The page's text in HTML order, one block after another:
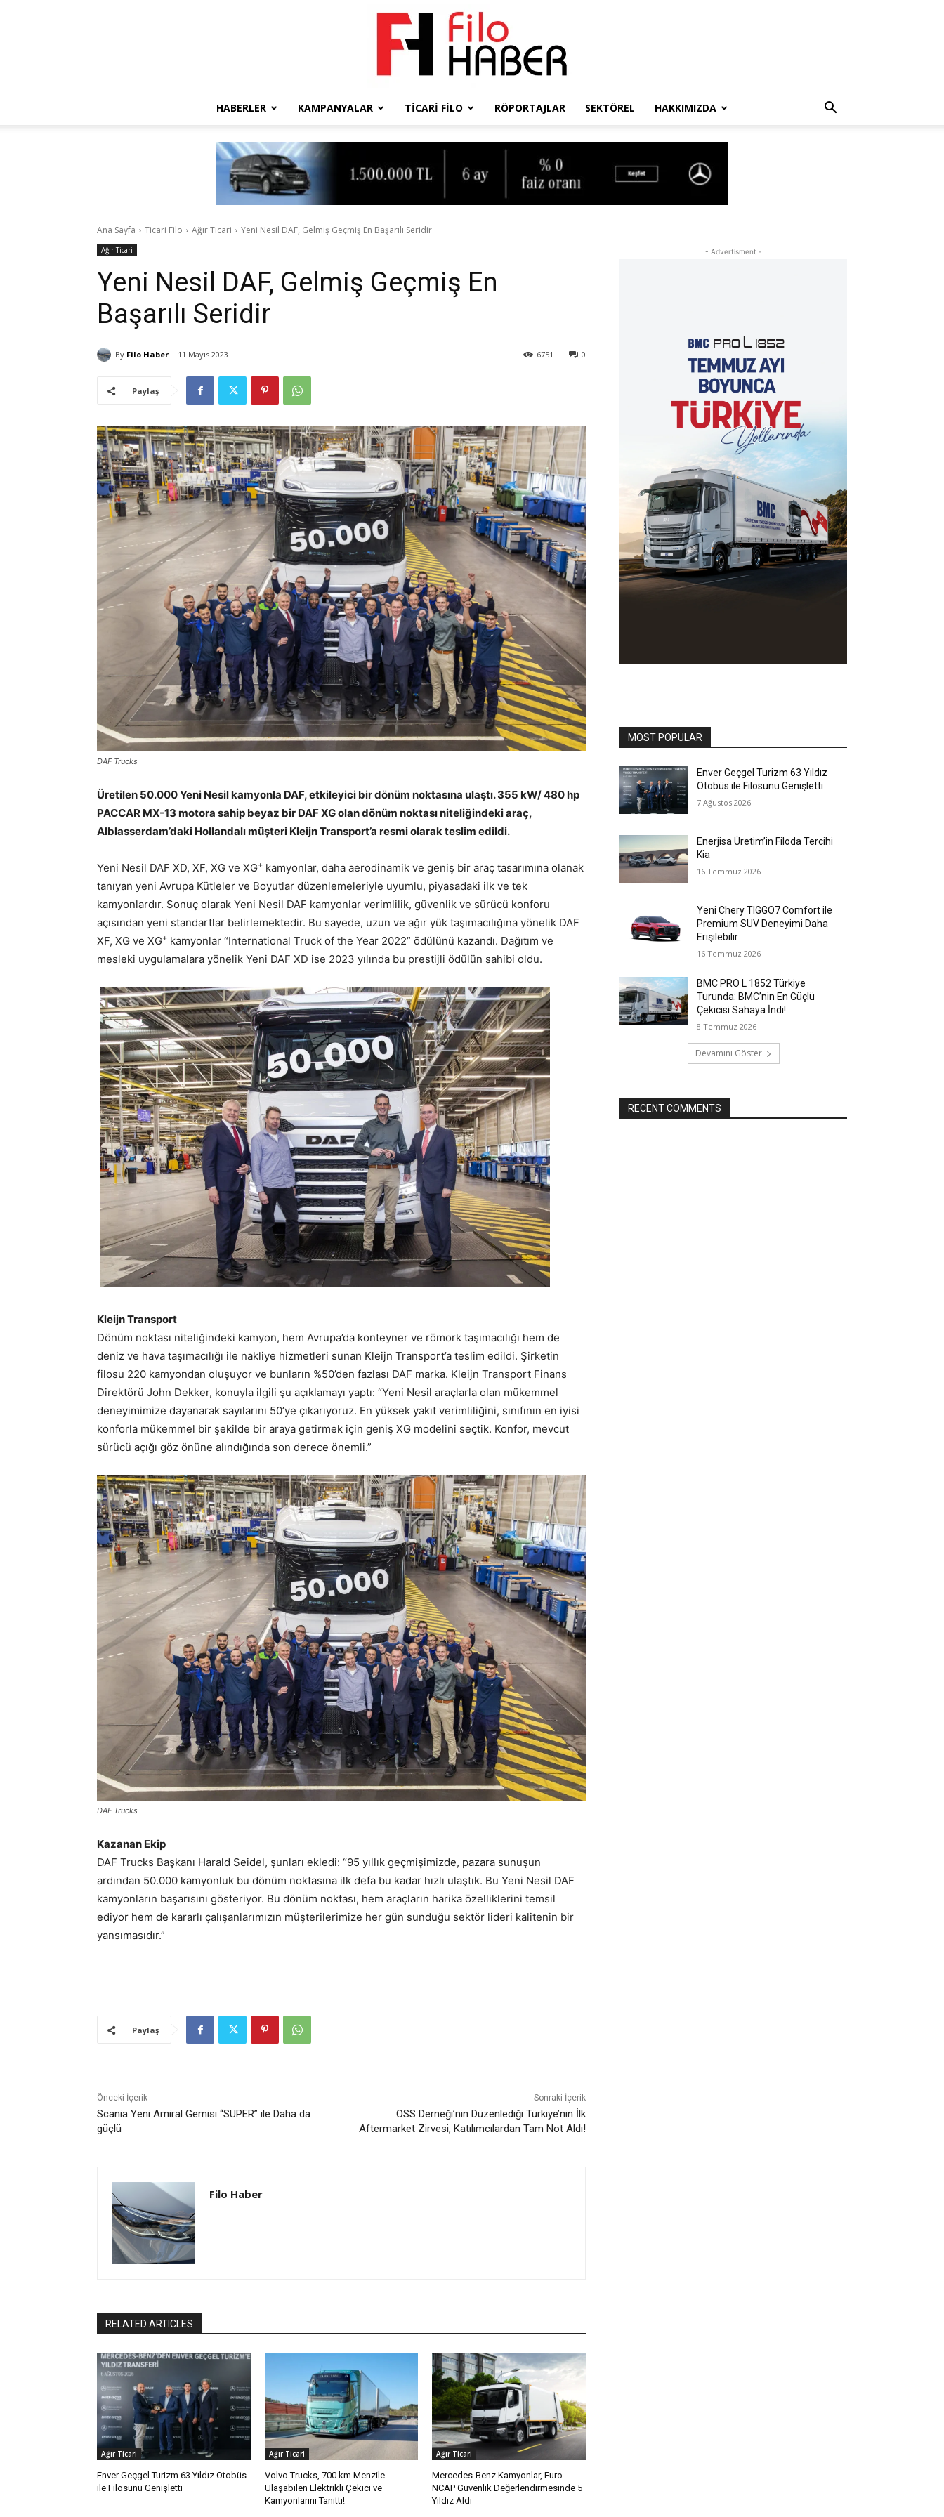
HABERLER KAMPANYALAR TICARI FILO RÖPORTAJLAR SEKTÖREL HAKKIMIZDA
Ana Sayfa Ticari Filo Ağır Ticari Yeni Nesil DAF, Gelmiş Geçmiş En Başarılı Seridir
Ağır Ticari
Yeni Nesil DAF, Gelmiş Geçmiş En
Başarılı Seridir
By Filo Haber 11 Mayıs 2023 0
6751
Paylaş
DAF Trucks
Üretilen 50.000 Yeni Nesil kamyonla DAF, etkileyici bir dönüm noktasına ulaştı. 355 kW/ 480 hp
PACCAR MX-13 motora sahip beyaz bir DAF XG olan dönüm noktası niteliğindeki araç,
Alblasserdam’daki Hollandalı müşteri Kleijn Transport’a resmi olarak teslim edildi.
Yeni Nesil DAF XD, XF, XG ve XG+ kamyonlar, daha aerodinamik ve geniş bir araç tasarımına olanak
tanıyan yeni Avrupa Kütleler ve Boyutlar düzenlemeleriyle uyumlu, piyasadaki ilk ve tek
kamyonlardır. Sonuç olarak Yeni Nesil DAF kamyonlar verimlilik, güvenlik ve sürücü konforu
açısından yeni standartlar belirlemektedir. Bu sayede, uzun ve ağır yük taşımacılığına yönelik DAF
XF, XG ve XG+ kamyonlar “International Truck of the Year 2022” ödülünü kazandı. Dağıtım ve
mesleki uygulamalara yönelik Yeni DAF XD ise 2023 yılında bu prestijli ödülün sahibi oldu.
Kleijn Transport
Dönüm noktası niteliğindeki kamyon, hem Avrupa’da konteyner ve römork taşımacılığı hem de
deniz ve hava taşımacılığı ile nakliye hizmetleri sunan Kleijn Transport’a teslim edildi. Şirketin
filosu 220 kamyondan oluşuyor ve bunların %50’den fazlası DAF marka. Kleijn Transport Finans
Direktörü John Dekker, konuyla ilgili şu açıklamayı yaptı: “Yeni Nesil araçlarla olan mükemmel
deneyimimize dayanarak sayılarını 50’ye çıkarıyoruz. En yüksek yakıt verimliliğini, sınıfının en iyisi
konforla mükemmel bir şekilde bir araya getirmek için geniş XG modelini seçtik. Konfor, mevcut
sürücü açığı göz önüne alındığında son derece önemli.”
DAF Trucks
Kazanan Ekip
DAF Trucks Başkanı Harald Seidel, şunları ekledi: “95 yıllık geçmişimizde, pazara sunuşun
ardından 50.000 kamyonluk bu dönüm noktasına ilk defa bu kadar hızlı ulaştık. Bu Yeni Nesil DAF
kamyonların başarısını gösteriyor. Bu dönüm noktası, hem araçların harika özelliklerini temsil
ediyor hem de kararlı çalışanlarımızın müşterilerimize her gün sunduğu sektör lideri kalitenin bir
yansımasıdır.”
Paylaş
Önceki İçerik
Scania Yeni Amiral Gemisi “SUPER” ile Daha da
güçlü
Sonraki İçerik
OSS Derneği’nin Düzenlediği Türkiye’nin İlk
Aftermarket Zirvesi, Katılımcılardan Tam Not Aldı!
Filo Haber
RELATED ARTICLES
Ağır Ticari
Enver Geçgel Turizm 63 Yıldız Otobüs
ile Filosunu Genişletti
Ağır Ticari
Volvo Trucks, 700 km Menzile
Ulaşabilen Elektrikli Çekici ve
Kamyonlarını Tanıttı!
Ağır Ticari
Mercedes-Benz Kamyonlar, Euro
NCAP Güvenlik Değerlendirmesinde 5
Yıldız Aldı
- Advertisment -
MOST POPULAR
Enver Geçgel Turizm 63 Yıldız
Otobüs ile Filosunu Genişletti
7 Ağustos 2026
Enerjisa Üretim’in Filoda Tercihi
Kia
16 Temmuz 2026
Yeni Chery TIGGO7 Comfort ile
Premium SUV Deneyimi Daha
Erişilebilir
16 Temmuz 2026
BMC PRO L 1852 Türkiye
Turunda: BMC’nin En Güçlü
Çekicisi Sahaya İndi!
8 Temmuz 2026
Devamını Göster
RECENT COMMENTS